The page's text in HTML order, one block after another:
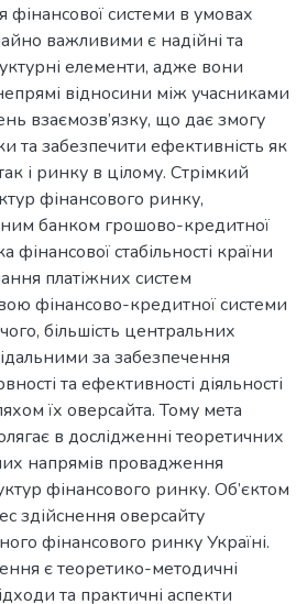
системи в умовах
важливими є надійні та
елементи, адже вони
відносини між учасниками
взаємозв’язку, що дає змогу
та забезпечити ефективність як
і ринку в цілому. Стрімкий
фінансового ринку,
банком грошово-кредитної
фінансової стабільності країни
платіжних систем
фінансово-кредитної системи
більшість центральних
за забезпечення
та ефективності діяльності
їх оверсайта. Тому мета
в дослідженні теоретичних
напрямів провадження
фінансового ринку. Об’єктом
здійснення оверсайту
фінансового ринку Україні.
є теоретико-методичні
та практичні аспекти